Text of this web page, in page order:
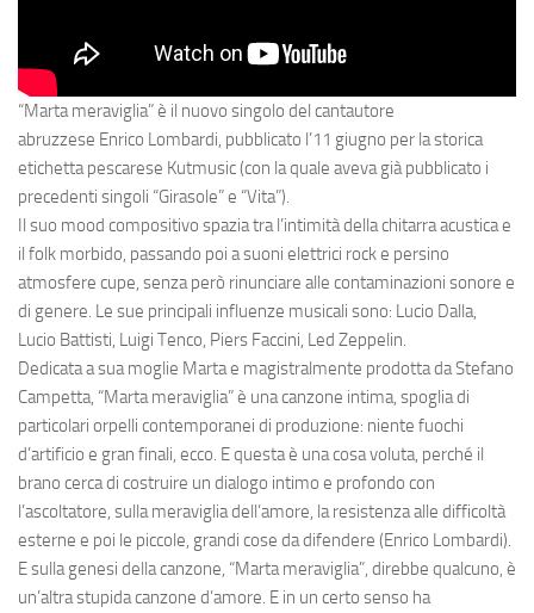
“Marta meraviglia”è il nuovo singolo del cantautore
abruzzese Enrico Lombardi, pubblicato l’11 giugno per la storica
etichetta pescarese Kutmusic(con la quale aveva già pubblicato i
precedenti singoli “Girasole”e “Vita”).
Il suo mood compositivo spazia tra l’intimità della chitarra acustica e
il folk morbido, passando poi a suoni elettrici rock e persino
atmosfere cupe, senza però rinunciare alle contaminazioni sonore e
di genere. Le sue principali influenze musicali sono: Lucio Dalla,
Lucio Battisti, Luigi Tenco, Piers Faccini, Led Zeppelin.
Dedicata a sua moglie Marta e magistralmente prodotta daStefano
Campetta, “Marta meraviglia” è una canzone intima, spoglia di
particolari orpelli contemporanei di produzione: niente fuochi
d’artificio e gran finali, ecco. E questa è una cosa voluta, perché il
brano cerca di costruire un dialogo intimo e profondo con
l’ascoltatore, sulla meraviglia dell’amore, la resistenza alle difficoltà
esterne e poi le piccole, grandi cose da difendere (Enrico Lombardi).
E sulla genesi della canzone, “Marta meraviglia”, direbbe qualcuno, è
un’altra stupida canzone d’amore. E in un certo senso ha